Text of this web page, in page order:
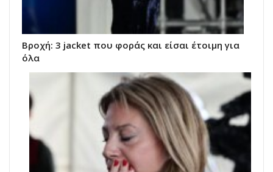
Βροχή: 3 jacket που φοράς και είσαι έτοιμη για
όλα